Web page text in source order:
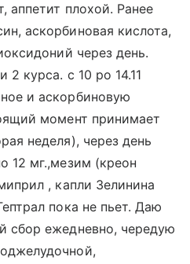
аппетит плохой. Ранее
аскорбиновая кислота,
через день.
2 курса. с 10 ро 14.11
и аскорбиновую
момент принимает
неделя), через день
12 мг.,мезим (креон
, капли Зелинина
пока не пьет. Даю
сбор ежедневно, чередую